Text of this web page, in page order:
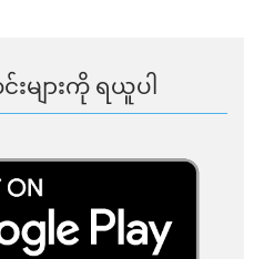
များကို ရယူပါ